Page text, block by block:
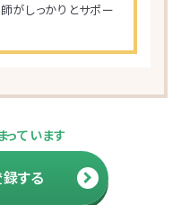
がしっかりとサポー
ています
する